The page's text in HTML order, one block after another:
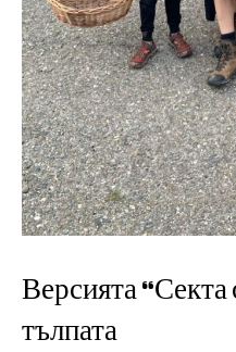
Версията “Секта
тълпата